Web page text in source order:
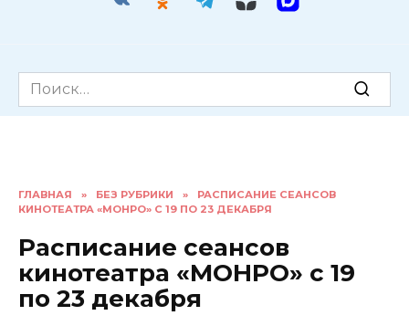
Search
for:
ГЛАВНАЯ » БЕЗ РУБРИКИ »
РАСПИСАНИЕ СЕАНСОВ
КИНОТЕАТРА «МОНРО» С 19 ПО 23 ДЕКАБРЯ
Расписание сеансов
кинотеатра «МОНРО» с 19
по 23 декабря